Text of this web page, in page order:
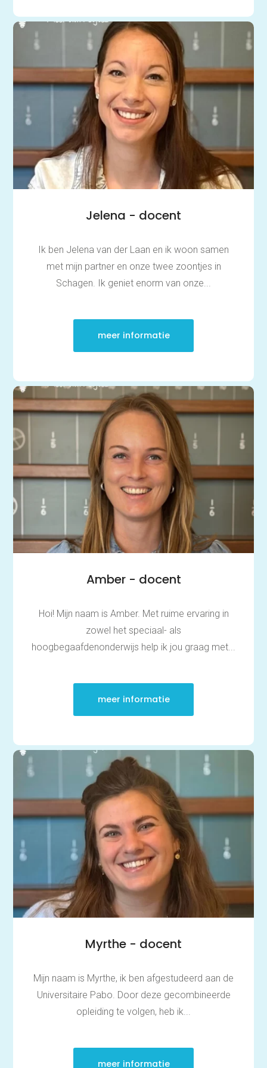
Jelena - docent
Ik ben Jelena van der Laan en ik woon samen
met mijn partner en onze twee zoontjes in
Schagen. Ik geniet enorm van onze...
meer informatie
Amber - docent
Hoi! Mijn naam is Amber. Met ruime ervaring in
zowel het speciaal- als
hoogbegaafdenonderwijs help ik jou graag met...
meer informatie
Myrthe - docent
Mijn naam is Myrthe, ik ben afgestudeerd aan de
Universitaire Pabo. Door deze gecombineerde
opleiding te volgen, heb ik...
meer informatie